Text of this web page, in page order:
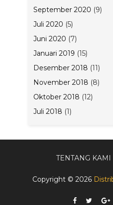
September 2020 (9)
Juli 2020 (5)
Juni 2020 (7)
Januari 2019 (15)
Desember 2018 (11)
November 2018 (8)
Oktober 2018 (12)
Juli 2018 (1)
TENTANG KAMI
Copyright © 2026